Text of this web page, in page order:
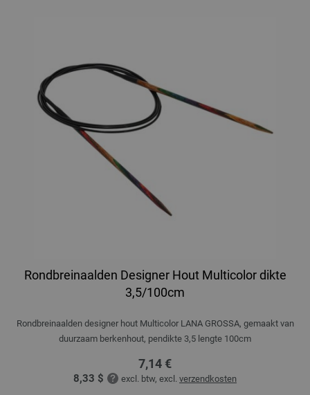
Rondbreinaalden Designer Hout Multicolor dikte
3,5/100cm
Rondbreinaalden designer hout Multicolor LANA GROSSA, gemaakt van
duurzaam berkenhout, pendikte 3,5 lengte 100cm
7,14 €
8,33 $ excl. btw, excl. verzendkosten